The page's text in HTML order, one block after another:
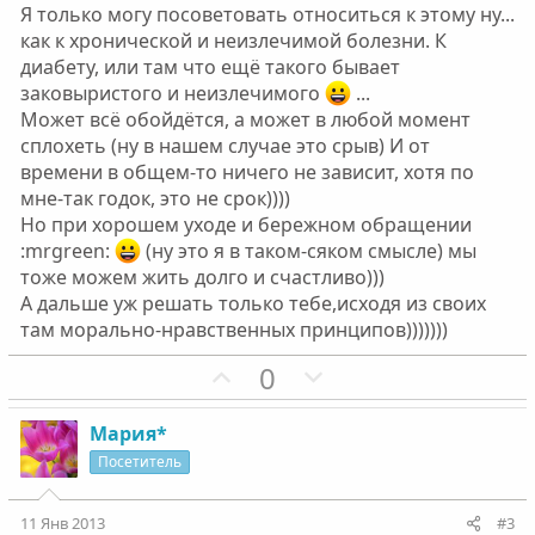
Я только могу посоветовать относиться к этому ну...
как к хронической и неизлечимой болезни. К
диабету, или там что ещё такого бывает
заковыристого и неизлечимого
...
Может всё обойдётся, а может в любой момент
сплохеть (ну в нашем случае это срыв) И от
времени в общем-то ничего не зависит, хотя по
мне-так годок, это не срок))))
Но при хорошем уходе и бережном обращении
:mrgreen:
(ну это я в таком-сяком смысле) мы
тоже можем жить долго и счастливо)))
А дальше уж решать только тебе,исходя из своих
там морально-нравственных принципов)))))))
П
о
т
0
е
т
Мария*
Посетитель
11 Янв 2013 #3